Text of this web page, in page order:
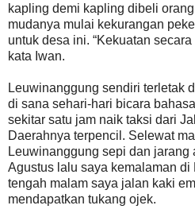
kapling demi kapling dibeli
mudanya mulai kekurangan
untuk desa ini. “Kekuatan
kata Iwan.
Leuwinanggung sendiri terletak
di sana sehari-hari bicara
sekitar satu jam naik taksi dari
Daerahnya terpencil. Selewat
Leuwinanggung sepi dan jarang
Agustus lalu saya kemalaman
tengah malam saya jalan kaki
mendapatkan tukang ojek.